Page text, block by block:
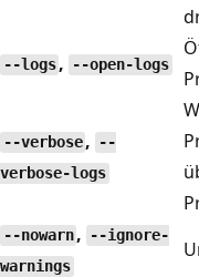
--logs , --open-logs
--verbose ,
--
verbose-logs
--nowarn ,
--ignore-
warnings